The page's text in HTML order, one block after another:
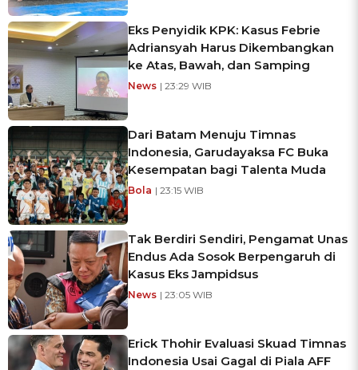
Eks Penyidik KPK: Kasus Febrie
Adriansyah Harus Dikembangkan
ke Atas, Bawah, dan Samping
News | 23:29 WIB
Dari Batam Menuju Timnas
Indonesia, Garudayaksa FC Buka
Kesempatan bagi Talenta Muda
Bola | 23:15 WIB
Tak Berdiri Sendiri, Pengamat Unas
Endus Ada Sosok Berpengaruh di
Kasus Eks Jampidsus
News | 23:05 WIB
Erick Thohir Evaluasi Skuad Timnas
Indonesia Usai Gagal di Piala AFF